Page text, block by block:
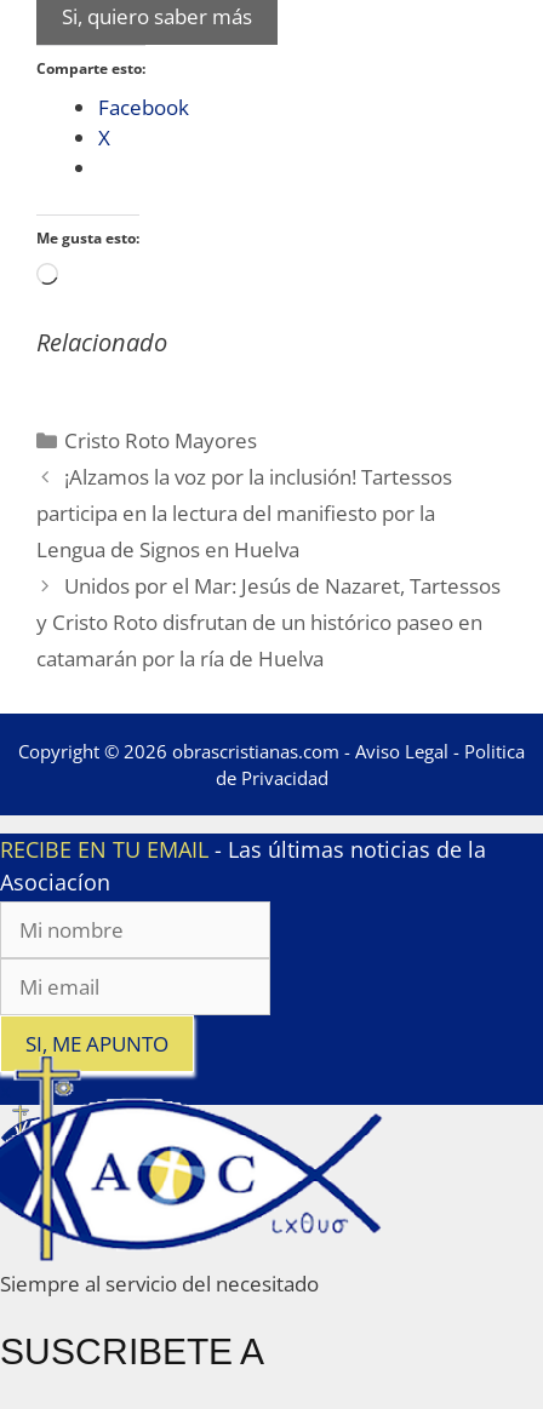
Si, quiero saber más
Comparte esto:
Facebook
X
Me gusta esto:
Cargando...
Relacionado
Categorías
Cristo Roto Mayores
¡Alzamos la voz por la inclusión! Tartessos
participa en la lectura del manifiesto por la
Lengua de Signos en Huelva
Unidos por el Mar: Jesús de Nazaret, Tartessos
y Cristo Roto disfrutan de un histórico paseo en
catamarán por la ría de Huelva
Copyright © 2026 obrascristianas.com - Aviso Legal - Politica
de Privacidad
RECIBE EN TU EMAIL - Las últimas noticias de la
Asociacíon
SI, ME APUNTO
Siempre al servicio del necesitado
SUSCRIBETE A